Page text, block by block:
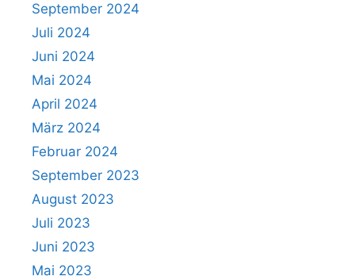
September 2024
Juli 2024
Juni 2024
Mai 2024
April 2024
März 2024
Februar 2024
September 2023
August 2023
Juli 2023
Juni 2023
Mai 2023